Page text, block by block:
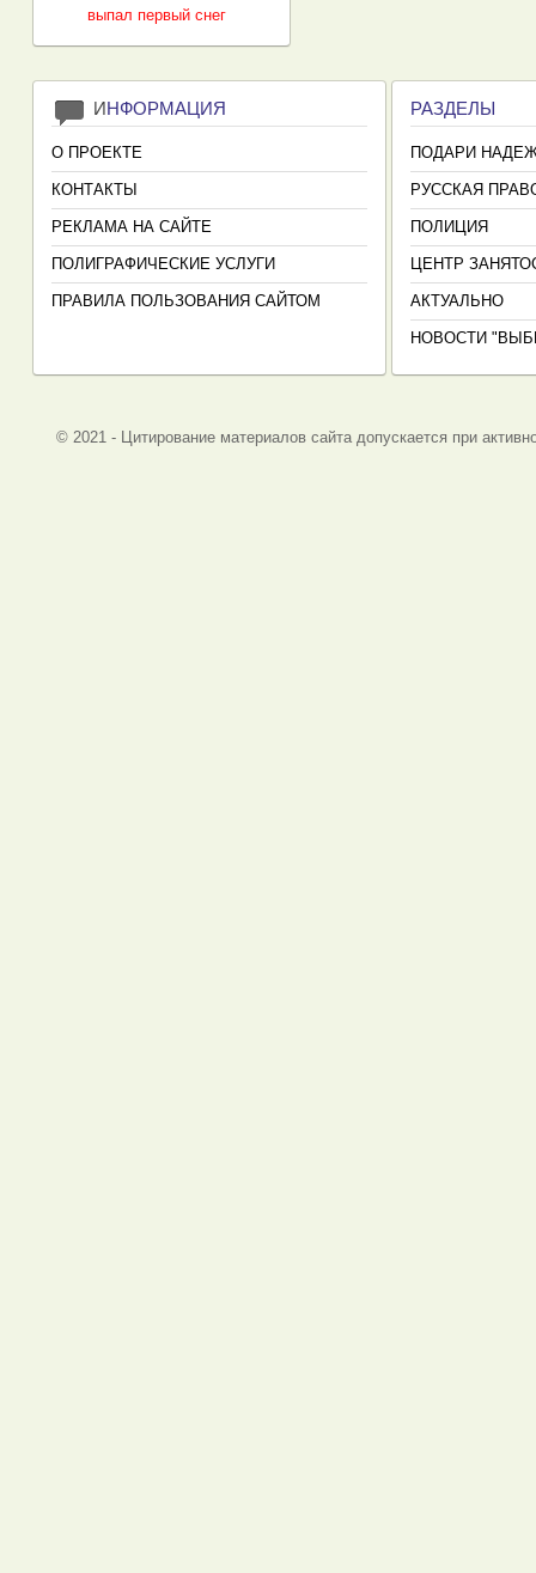
выпал первый снег
ИНФОРМАЦИЯ
О ПРОЕКТЕ
КОНТАКТЫ
РЕКЛАМА НА САЙТЕ
ПОЛИГРАФИЧЕСКИЕ УСЛУГИ
ПРАВИЛА ПОЛЬЗОВАНИЯ САЙТОМ
РАЗДЕЛЫ
ПОДАРИ
РУССКАЯ
ПОЛИЦИЯ
ЦЕНТР
АКТУАЛЬНО
НОВОСТИ
© 2021 - Цитирование материалов сайта допускается при